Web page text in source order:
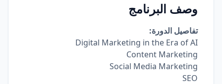
وصف البرنامج
تفاصيل الدورة:
Digital Marketing in the Era of AI
Content Marketing
Social Media Marketing
SEO